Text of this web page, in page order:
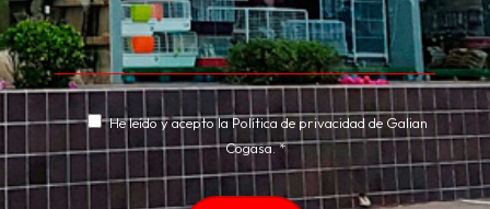
He leído y acepto laPolítica de privacidadde Galian
Cogasa. *